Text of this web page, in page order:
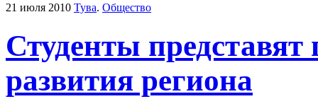
21 июля 2010 Тува. Общество
Студенты
развития региона